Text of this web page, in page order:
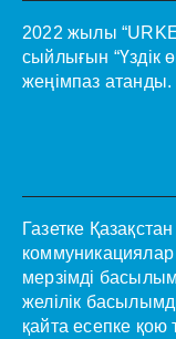
2022 жылы
сыйлығын “Үздік
жеңімпаз атанды.
Газетке
коммуникациялар
мерзімді
желілік
қайта есепке